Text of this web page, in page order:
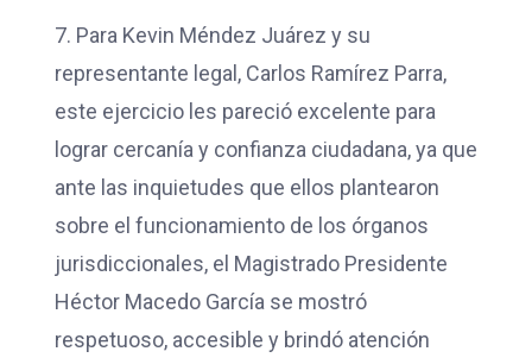
7. Para Kevin Méndez Juárez y su
representante legal, Carlos Ramírez Parra,
este ejercicio les pareció excelente para
lograr cercanía y confianza ciudadana, ya que
ante las inquietudes que ellos plantearon
sobre el funcionamiento de los órganos
jurisdiccionales, el Magistrado Presidente
Héctor Macedo García se mostró
respetuoso, accesible y brindó atención